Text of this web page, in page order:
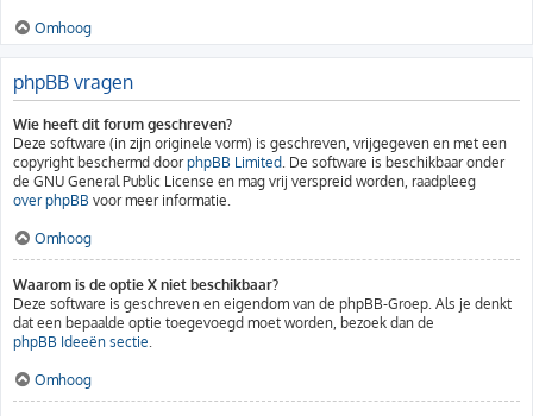
Omhoog
phpBB vragen
Wie heeft dit forum geschreven?
Deze software (in zijn originele vorm) is geschreven, vrijgegeven en met een
copyright beschermd doorphpBB Limited. De software is beschikbaar onder
de GNU General Public License en mag vrij verspreid worden, raadpleeg
over phpBB voor meer informatie.
Omhoog
Waarom is de optie X niet beschikbaar?
Deze software is geschreven en eigendom van de phpBB-Groep. Als je denkt
dat een bepaalde optie toegevoegd moet worden, bezoek dan de
phpBB Ideeën sectie.
Omhoog